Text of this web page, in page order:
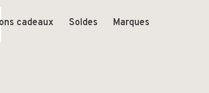
cadeaux Soldes Marques